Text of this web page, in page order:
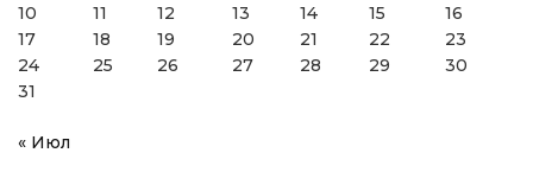
10
11 12 13 14 15
16
17
18 19 20 21 22
23
24
25 26 27 28 29
30
31
« Июл